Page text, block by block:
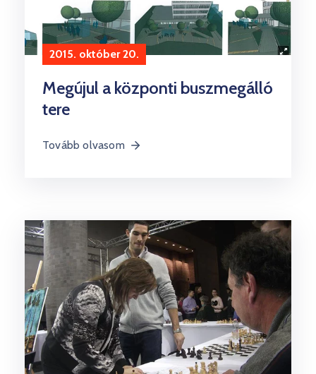
2015. október 20.
Megújul a központi buszmegálló
tere
Tovább olvasom